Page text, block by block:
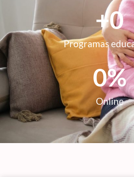
Programas
+0
Online
0%